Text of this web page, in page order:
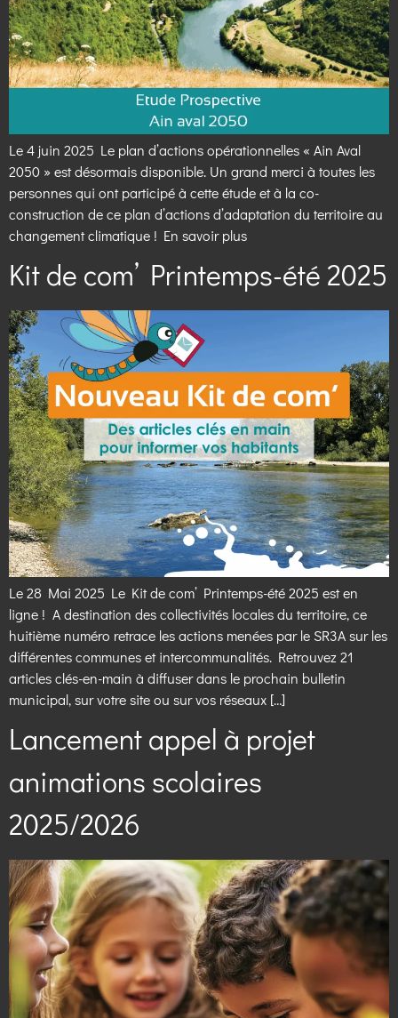
Le 4 juin 2025 Le plan d’actions opérationnelles « Ain Aval
2050 » est désormais disponible. Un grand merci à toutes les
personnes qui ont participé à cette étude et à la co-
construction de ce plan d’actions d’adaptation du territoire au
changement climatique ! En savoir plus
Kit de com’ Printemps-été 2025
Le 28 Mai 2025 Le Kit de com’ Printemps-été 2025 est en
ligne ! A destination des collectivités locales du territoire, ce
huitième numéro retrace les actions menées par le SR3A sur les
différentes communes et intercommunalités. Retrouvez 21
articles clés-en-main à diffuser dans le prochain bulletin
municipal, sur votre site ou sur vos réseaux […]
Lancement appel à projet
animations scolaires
2025/2026